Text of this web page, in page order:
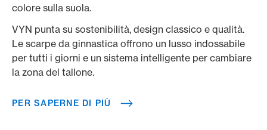
colore sulla suola.
VYN punta su sostenibilità, design classico e qualità.
Le scarpe da ginnastica offrono un lusso indossabile
per tutti i giorni e un sistema intelligente per cambiare
la zona del tallone.
PER SAPERNE DI PIÙ